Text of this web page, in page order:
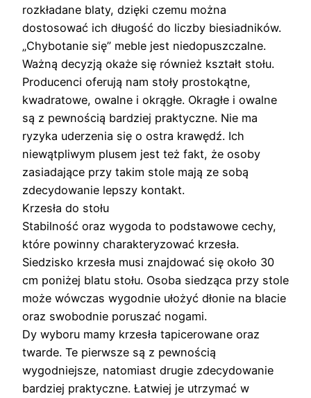
rozkładane blaty, dzięki czemu można
dostosować ich długość do liczby biesiadników.
„Chybotanie się” meble jest niedopuszczalne.
Ważną decyzją okaże się również kształt stołu.
Producenci oferują nam stoły prostokątne,
kwadratowe, owalne i okrągłe. Okragłe i owalne
są z pewnością bardziej praktyczne. Nie ma
ryzyka uderzenia się o ostra krawędź. Ich
niewątpliwym plusem jest też fakt, że osoby
zasiadające przy takim stole mają ze sobą
zdecydowanie lepszy kontakt.
Krzesła do stołu
Stabilność oraz wygoda to podstawowe cechy,
które powinny charakteryzować krzesła.
Siedzisko krzesła musi znajdować się około 30
cm poniżej blatu stołu. Osoba siedząca przy stole
może wówczas wygodnie ułożyć dłonie na blacie
oraz swobodnie poruszać nogami.
Dy wyboru mamy krzesła tapicerowane oraz
twarde. Te pierwsze są z pewnością
wygodniejsze, natomiast drugie zdecydowanie
bardziej praktyczne. Łatwiej je utrzymać w